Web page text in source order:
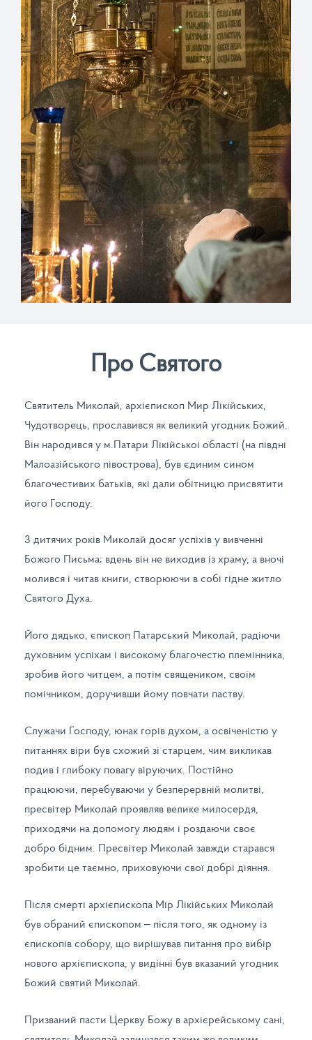
Про Святого
Святитель Миколай, архієпископ Мир Лікійських,
Чудотворець, прославився як великий угодник Божий.
Він народився у м.Патари Лікійськоі області (на півдні
Малоазійського півострова), був єдиним сином
благочестивих батьків, які дали обітницю присвятити
його Господу.
3 дитячих років Миколай досяг успіхів у вивченні
Божого Письма; вдень він не виходив із храму, a вночі
молився і читав книги, створюючи в собі гідне житло
Святого Духа.
Його дядько, єпископ Патарський Миколай, радіючи
духовним успіхам і високому благочестю племінника,
зробив його читцем, а потім священиком, своїм
помічником, доручивши йому повчати паству.
Служачи Господу, юнак горів духом, a освіченістю у
питаннях віри був схожий зі старцем, чим викликав
подив і глибоку повагу віруючих. Постійно
працюючи, перебуваючи у безперервній молитві,
пресвітер Миколай проявляв велике милосердя,
приходячи на допомогу людям і роздаючи своє
добро бідним. Пресвітер Миколай завжди старався
зробити це таємно, приховуючи свої добрі діяння.
Після смерті архієпископа Мір Лікійських Миколай
був обраний єпископом – після того, як одному із
єпископів собору, що вирішував питання про вибір
нового архієпископа, у видінні був вказаний угодник
Божий святий Миколай.
Призваний пасти Церкву Божу в архієрейському сані,